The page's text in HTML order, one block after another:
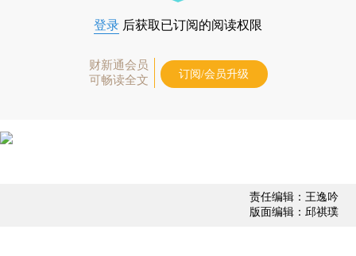
登录 后获取已订阅的阅读权限
财新通会员
可畅读全文
订阅/会员升级
责任编辑：王逸吟
版面编辑：邱祺璞